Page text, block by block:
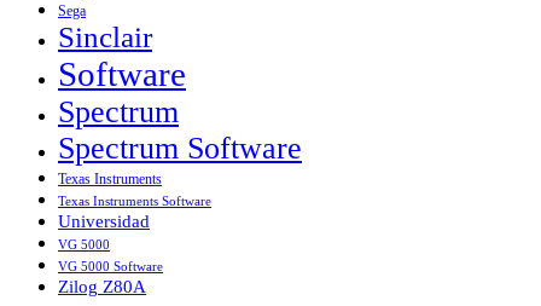
Sega
Sinclair
Software
Spectrum
Spectrum Software
Texas Instruments
Texas Instruments Software
Universidad
VG 5000
VG 5000 Software
Zilog Z80A